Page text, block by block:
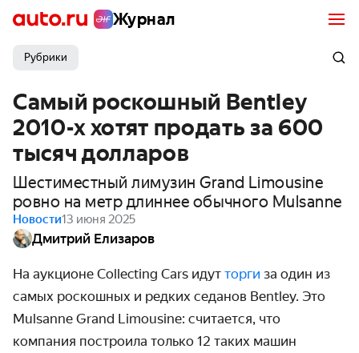
Журнал
Рубрики
Самый роскошный Bentley
2010-х хотят продать за 600
тысяч долларов
Шестиместный лимузин Grand Limousine
ровно на метр длиннее обычного Mulsanne
Новости13 июня 2025
Дмитрий Елизаров
На аукционе Collecting Cars идут торги за один из
самых роскошных и редких седанов Bentley. Это
Mulsanne Grand Limousine: считается, что
компания построила только 12 таких машин